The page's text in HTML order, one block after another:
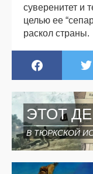
суверенитет и
целью ее
раскол страны.
ЭТОТ
В ТЮРКСКОЙ